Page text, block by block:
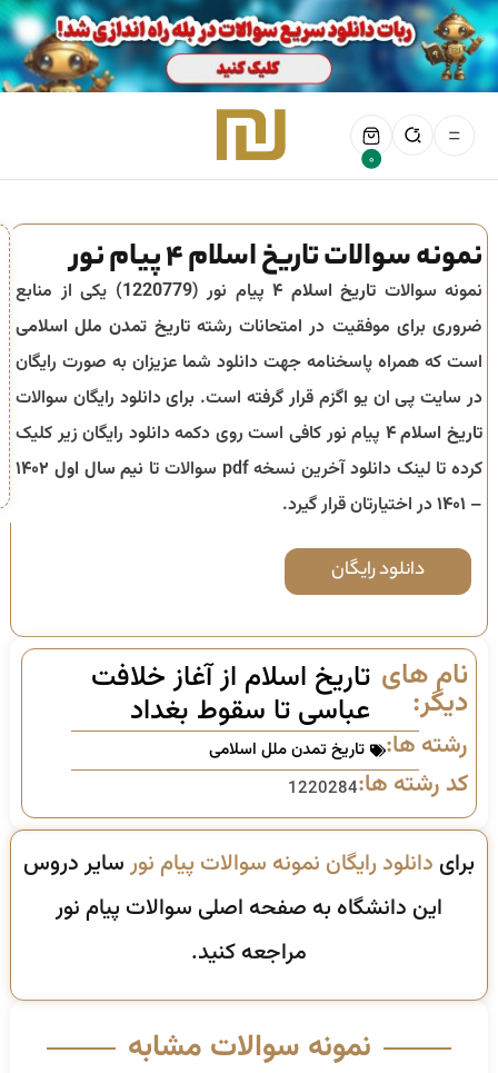
0
نمونه سوالات تاریخ اسلام 4 پیام نور
نمونه سوالات تاریخ اسلام ۴ پیام نور (1220779) یکی از منابع
ضروری برای موفقیت در امتحانات رشتهتاریخ تمدن ملل اسلامی
است که همراه پاسخنامه جهت دانلود شما عزیزان به صورت رایگان
در سایت پی ان یو اگزم قرار گرفته است. برای دانلود رایگان سوالات
تاریخ اسلام ۴ پیام نور کافی است روی دکمه دانلود رایگان زیر کلیک
کرده تا لینک دانلود آخرین نسخه pdf سوالات تا
نیم سال اول ۱۴۰۲
– ۱۴۰۱
در اختیارتان قرار گیرد.
دانلود رایگان
نام های
دیگر:
تاریخ اسلام از آغاز خلافت
عباسی تا سقوط بغداد
رشته ها: تاریخ تمدن ملل اسلامی
کد رشته ها:1220284
برای دانلود رایگان نمونه سوالات پیام نورسایر دروس
این دانشگاه به صفحه اصلی سوالات پیام نور
مراجعه کنید.
نمونه سوالات مشابه